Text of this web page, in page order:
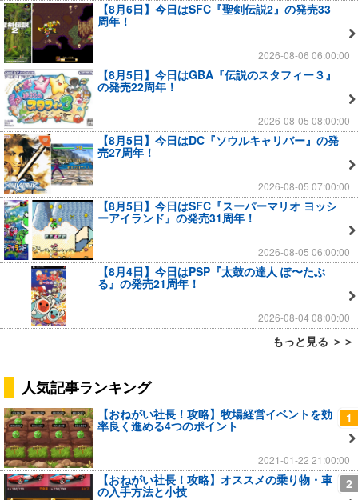
【8月6日】今日はSFC『聖剣伝説2』の発売33
周年！
2026-08-06 06:00:00
【8月5日】今日はGBA『伝説のスタフィー３』
の発売22周年！
2026-08-05 08:00:00
【8月5日】今日はDC『ソウルキャリバー』の発
売27周年！
2026-08-05 07:00:00
【8月5日】今日はSFC『スーパーマリオ ヨッシ
ーアイランド』の発売31周年！
2026-08-05 06:00:00
【8月4日】今日はPSP『太鼓の達人 ぽ〜たぶ
る』の発売21周年！
2026-08-04 08:00:00
もっと見る ＞＞
人気記事ランキング
1
【おねがい社長！攻略】牧場経営イベントを効
率良く進める4つのポイント
2021-01-22 21:00:00
2
【おねがい社長！攻略】オススメの乗り物・車
の入手方法と小技